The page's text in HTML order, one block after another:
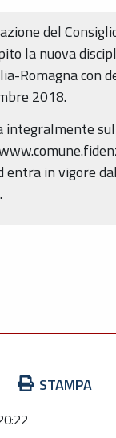
del
la nuova
Romagna con
2018.
integralmente
in vigore
STAMPA